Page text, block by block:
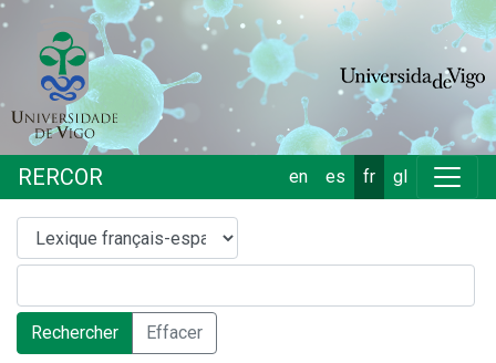
RERCOR en es fr gl
Rechercher Effacer